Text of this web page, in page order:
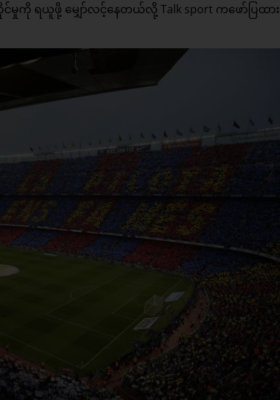
ရယူဖို့ မျှော်လင့်နေတယ်လို့ Talk sport ကဖော်ပြထား